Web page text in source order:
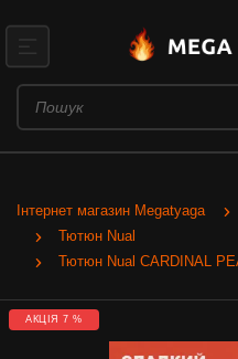
Інтернет магазин Megatyaga
Тютюн Nual
Тютюн Nual CARDINAL
АКЦІЯ 7 %